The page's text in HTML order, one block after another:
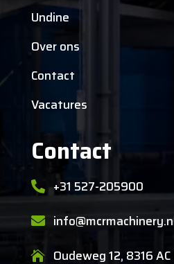
Undine
Over ons
Contact
Vacatures
Contact
 +31 527-205900

 Oudeweg 12, 8316